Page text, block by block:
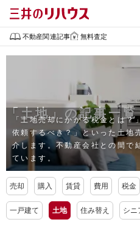
不動産関連記事 無料査定
「土地」の記事一覧
「土地売却にかかる税金とは？
依頼するべき？」といった 土地
介します。 不動産会社との間で
ています。
売却 購入 賃貸 費用 税金
一戸建て 土地 住み替え シニ